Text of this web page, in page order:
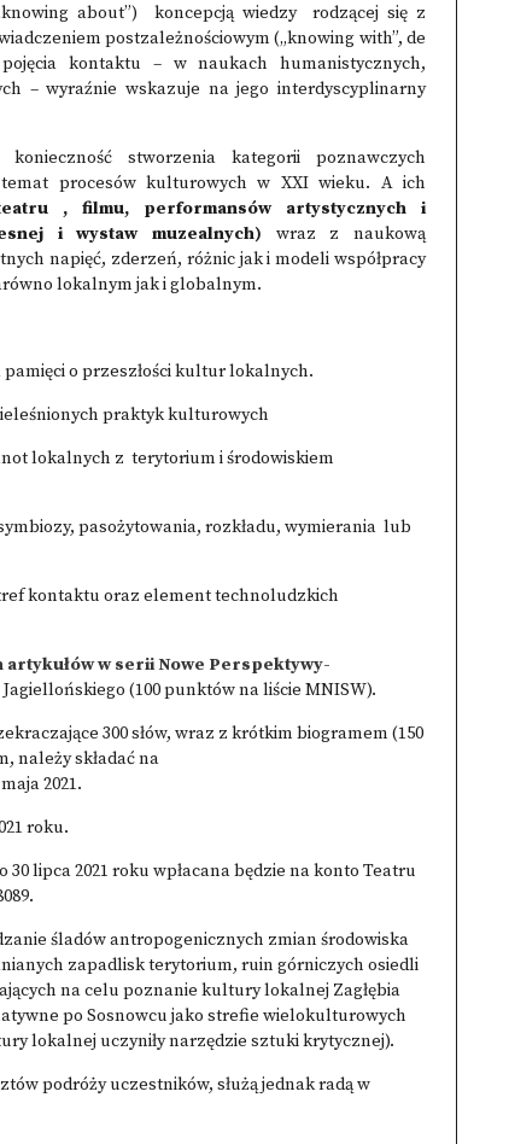
about”) koncepcją wiedzy rodzącej się z
postzależnościowym („knowing with”, de
kontaktu – w naukach humanistycznych,
– wyraźnie wskazuje na jego interdyscyplinarny
stworzenia kategorii poznawczych
temat procesów kulturowych w XXI wieku. A ich
, filmu, performansów artystycznych i
i wystaw muzealnych) wraz z naukową
napięć, zderzeń, różnic jak i modeli współpracy
lokalnym jak i globalnym.
o przeszłości kultur lokalnych.
praktyk kulturowych
lokalnych z terytorium i środowiskiem
pasożytowania, rozkładu, wymierania lub
kontaktu oraz element technoludzkich
w serii Nowe Perspektywy-
(100 punktów na liście MNISW).
300 słów, wraz z krótkim biogramem (150
należy składać na
2021.
roku.
30 lipca 2021 roku wpłacana będzie na konto Teatru
śladów antropogenicznych zmian środowiska
zapadlisk terytorium, ruin górniczych osiedli
na celu poznanie kultury lokalnej Zagłębia
po Sosnowcu jako strefie wielokulturowych
lokalnej uczyniły narzędzie sztuki krytycznej).
podróży uczestników, służą jednak radą w